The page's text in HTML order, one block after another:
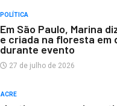
POLÍTICA
Em São Paulo, Marina
e criada na floresta em
durante evento
27 de julho de 2026
ACRE